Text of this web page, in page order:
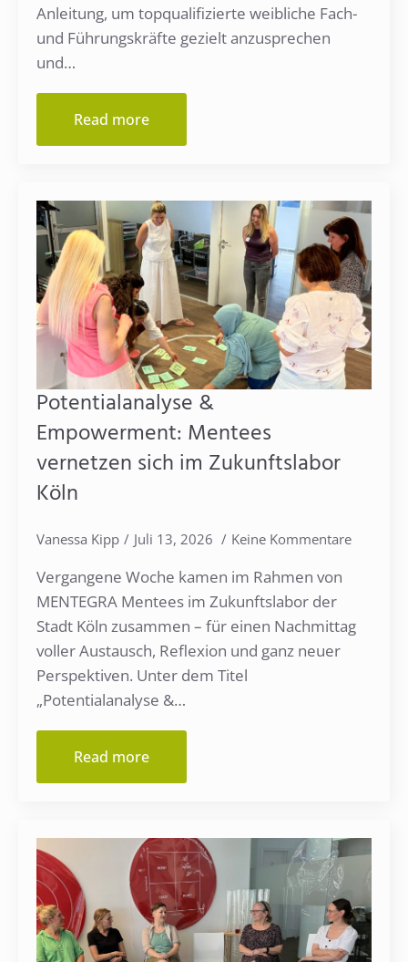
Anleitung, um topqualifizierte weibliche Fach-
und Führungskräfte gezielt anzusprechen
und…
Read more
Potentialanalyse &
Empowerment: Mentees
vernetzen sich im Zukunftslabor
Köln
Vanessa Kipp Juli 13, 2026 Keine Kommentare
Vergangene Woche kamen im Rahmen von
MENTEGRA Mentees im Zukunftslabor der
Stadt Köln zusammen – für einen Nachmittag
voller Austausch, Reflexion und ganz neuer
Perspektiven. Unter dem Titel
„Potentialanalyse &…
Read more